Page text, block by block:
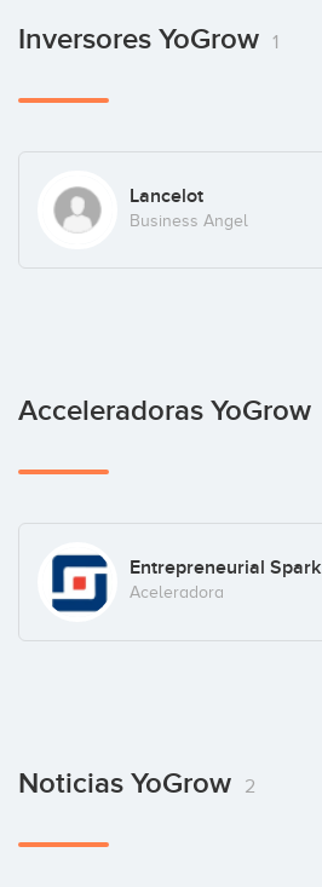
Inversores YoGrow 1
Lancelot
Business Angel
Acceleradoras YoGrow
Entrepreneurial Spark
Aceleradora
Noticias YoGrow 2